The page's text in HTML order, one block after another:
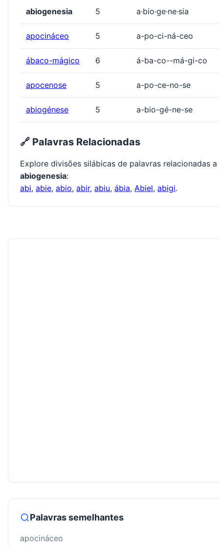
abiogenesia 5 a·bio·ge·ne·sia
apocináceo 5 a-po-ci-ná-ceo
ábaco-mágico 6 á-ba-co--má-gi-co
apocenose 5 a-po-ce-no-se
abiogénese 5 a-bio-gé-ne-se
🔗 Palavras Relacionadas
Explore divisões silábicas de palavras relacionadas a
abiogenesia:
abi, abie, abio, abir, abiu, ábia, Abiel, abigi.
Palavras semelhantes
apocináceo